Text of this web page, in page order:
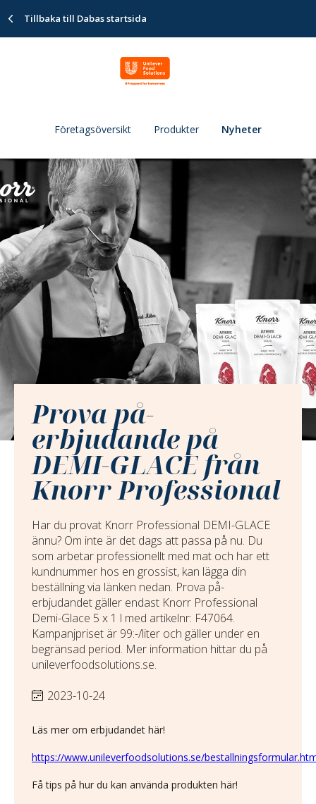
Tillbaka till Dabas startsida
Företagsöversikt Produkter Nyheter
Prova på-
erbjudande på
DEMI-GLACE från
Knorr Professional
Har du provat Knorr Professional DEMI-GLACE
ännu? Om inte är det dags att passa på nu. Du
som arbetar professionellt med mat och har ett
kundnummer hos en grossist, kan lägga din
beställning via länken nedan. Prova på-
erbjudandet gäller endast Knorr Professional
Demi-Glace 5 x 1 l med artikelnr: F47064.
Kampanjpriset är 99:-/liter och gäller under en
begränsad period. Mer information hittar du på
unileverfoodsolutions.se.
2023-10-24
Läs mer om erbjudandet här!
https://www.unileverfoodsolutions.se/
Få tips på hur du kan använda produkten här!